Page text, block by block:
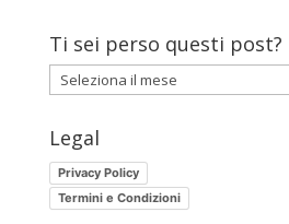
Ti sei perso questi post?
sei
perso
questi
post?
Legal
Privacy Policy
Termini e Condizioni